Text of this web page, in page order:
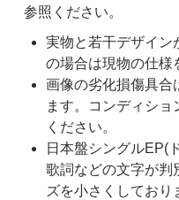
参照ください。
実物と若干デザイン
の場合は現物の仕様
画像の劣化損傷具合
ます。コンディシ
ください。
日本盤シングルEP(
歌詞などの文字が判
ズを小さくしており